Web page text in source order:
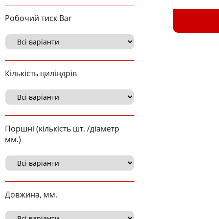
Робочий тиск Bar
Кількість циліндрів
Поршні (кількість шт. /діаметр
мм.)
Довжина, мм.